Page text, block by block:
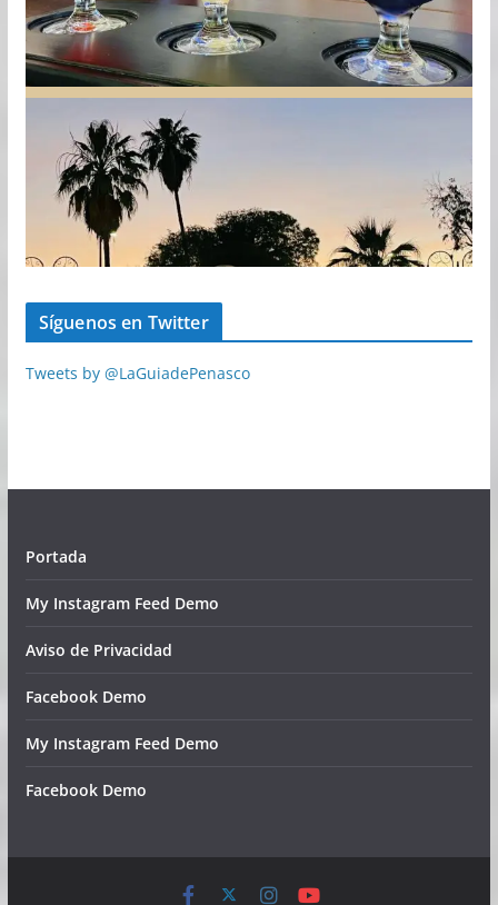
Síguenos en Twitter
Tweets by @LaGuiadePenasco
Portada
My Instagram Feed Demo
Aviso de Privacidad
Facebook Demo
My Instagram Feed Demo
Facebook Demo